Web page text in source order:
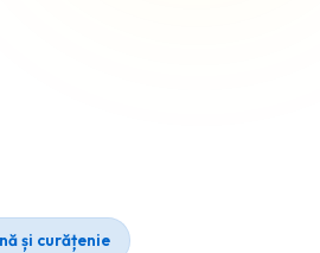
și curățenie